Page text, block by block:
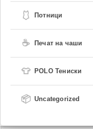
🩱 Потници
☕ Печат на чаши
👕 POLO Тениски
📦 Uncategorized